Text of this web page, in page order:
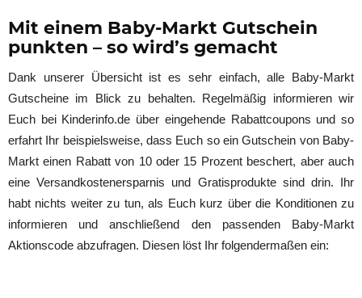
Mit einem Baby-Markt Gutschein
punkten – so wird’s gemacht
Dank unserer Übersicht ist es sehr einfach, alle Baby-Markt
Gutscheine im Blick zu behalten. Regelmäßig informieren wir
Euch bei Kinderinfo.de über eingehende Rabattcoupons und so
erfahrt Ihr beispielsweise, dass Euch so ein Gutschein von Baby-
Markt einen Rabatt von 10 oder 15 Prozent beschert, aber auch
eine Versandkostenersparnis und Gratisprodukte sind drin. Ihr
habt nichts weiter zu tun, als Euch kurz über die Konditionen zu
informieren und anschließend den passenden Baby-Markt
Aktionscode abzufragen. Diesen löst Ihr folgendermaßen ein: